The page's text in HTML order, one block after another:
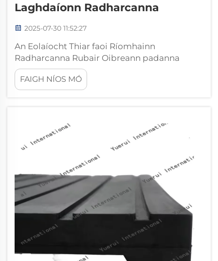
Laghdaíonn Radharcanna
2025-07-30 11:52:27
An Eolaíocht Thiar faoi Ríomhainn
Radharcanna Rubair Oibreann padanna
rubair mar ríchlíona idir mhaisnéirí agus a n-
ábhar taobh thiar, ag athrú radharcanna
árach go h-éineolta teochta. Oibreann na
FAIGH NÍOS MÓ